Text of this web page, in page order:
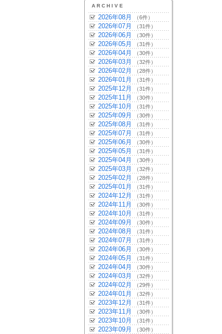
ARCHIVE
2026年08月 （6件）
2026年07月 （31件）
2026年06月 （30件）
2026年05月 （31件）
2026年04月 （30件）
2026年03月 （32件）
2026年02月 （28件）
2026年01月 （31件）
2025年12月 （31件）
2025年11月 （30件）
2025年10月 （31件）
2025年09月 （30件）
2025年08月 （31件）
2025年07月 （31件）
2025年06月 （30件）
2025年05月 （31件）
2025年04月 （30件）
2025年03月 （32件）
2025年02月 （28件）
2025年01月 （31件）
2024年12月 （31件）
2024年11月 （30件）
2024年10月 （31件）
2024年09月 （30件）
2024年08月 （31件）
2024年07月 （31件）
2024年06月 （30件）
2024年05月 （31件）
2024年04月 （30件）
2024年03月 （32件）
2024年02月 （29件）
2024年01月 （32件）
2023年12月 （31件）
2023年11月 （30件）
2023年10月 （31件）
2023年09月 （30件）